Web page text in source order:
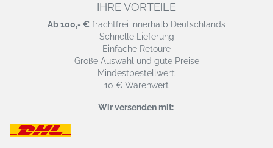
IHRE VORTEILE
Ab 100,- € frachtfrei innerhalb Deutschlands
Schnelle Lieferung
Einfache Retoure
Große Auswahl und gute Preise
Mindestbestellwert:
10 € Warenwert
Wir versenden mit: